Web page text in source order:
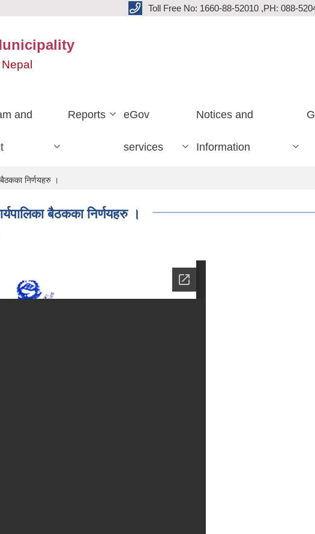
Toll Free No: 1660-88-52010 ,PH: 088-
and Reports eGov
services
Notices and
Information
निर्णयहरु ।
बैठकका निर्णयहरु ।